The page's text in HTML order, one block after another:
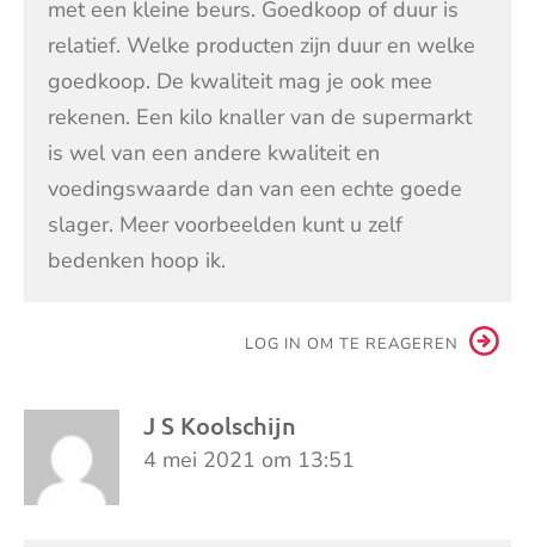
met een kleine beurs. Goedkoop of duur is
relatief. Welke producten zijn duur en welke
goedkoop. De kwaliteit mag je ook mee
rekenen. Een kilo knaller van de supermarkt
is wel van een andere kwaliteit en
voedingswaarde dan van een echte goede
slager. Meer voorbeelden kunt u zelf
bedenken hoop ik.
LOG IN OM TE REAGEREN
J S Koolschijn
4 mei 2021 om 13:51